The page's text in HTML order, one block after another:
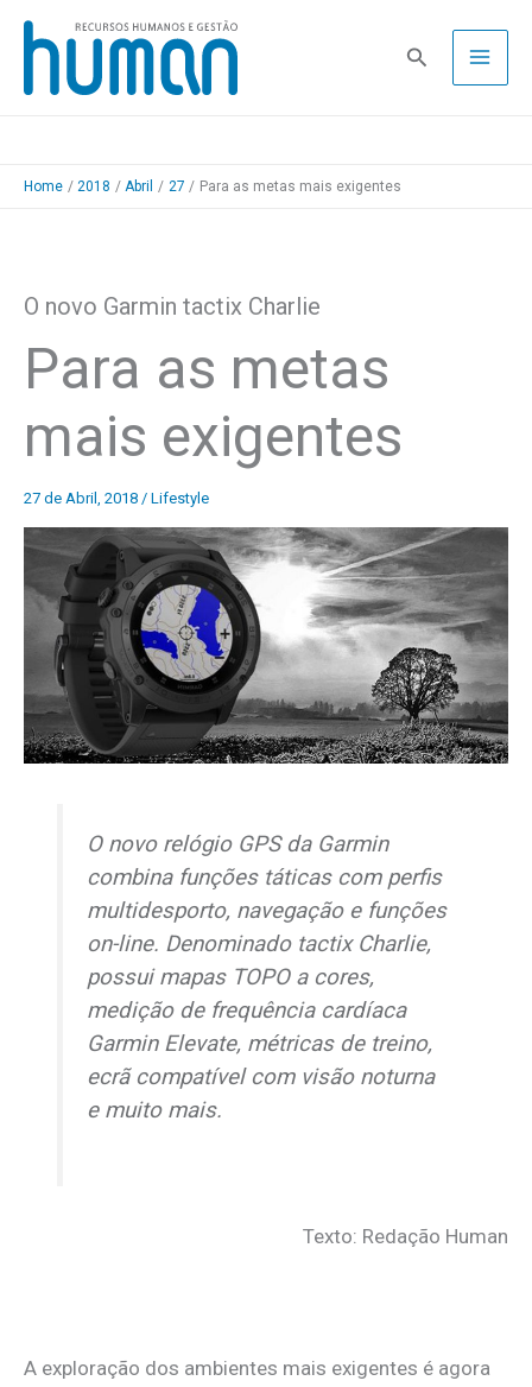
Skip
content
Pesquisa
Home 2018 Abril 27 Para as metas mais exigentes
O novo Garmin tactix Charlie
Para as metas
mais exigentes
27 de Abril, 2018 / Lifestyle
O novo relógio GPS da Garmin
combina funções táticas com perfis
multidesporto, navegação e funções
on-line. Denominado tactix Charlie,
possui mapas TOPO a cores,
medição de frequência cardíaca
Garmin Elevate, métricas de treino,
ecrã compatível com visão noturna
e muito mais.
Texto: Redação Human
A exploração dos ambientes mais exigentes é agora